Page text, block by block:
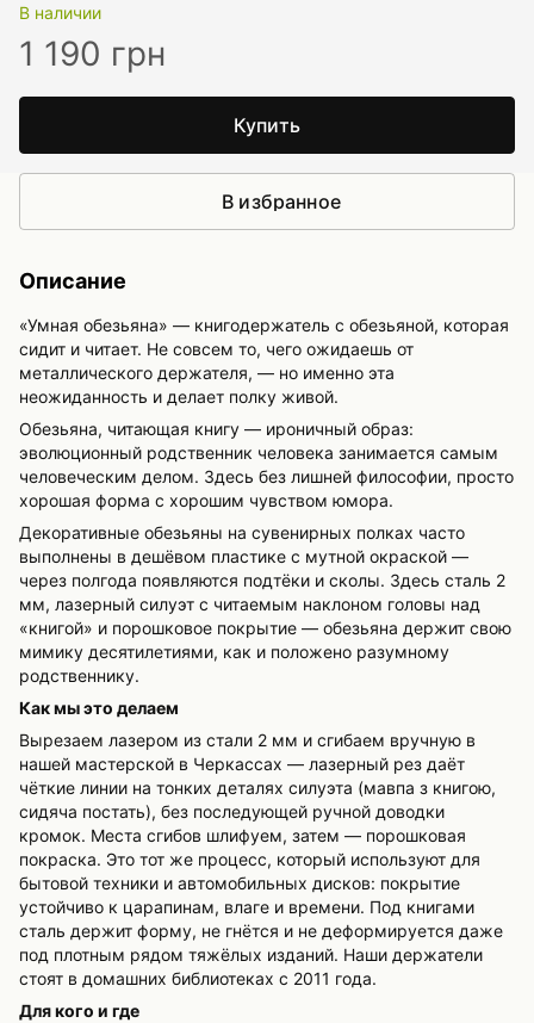
В наличии
1 190 грн
Купить
В избранное
Описание
«Умная обезьяна» — книгодержатель с обезьяной, которая
сидит и читает. Не совсем то, чего ожидаешь от
металлического держателя, — но именно эта
неожиданность и делает полку живой.
Обезьяна, читающая книгу — ироничный образ:
эволюционный родственник человека занимается самым
человеческим делом. Здесь без лишней философии, просто
хорошая форма с хорошим чувством юмора.
Декоративные обезьяны на сувенирных полках часто
выполнены в дешёвом пластике с мутной окраской —
через полгода появляются подтёки и сколы. Здесь сталь 2
мм, лазерный силуэт с читаемым наклоном головы над
«книгой» и порошковое покрытие — обезьяна держит свою
мимику десятилетиями, как и положено разумному
родственнику.
Как мы это делаем
Вырезаем лазером из стали 2 мм и сгибаем вручную в
нашей мастерской в Черкассах — лазерный рез даёт
чёткие линии на тонких деталях силуэта (мавпа з книгою,
сидяча постать), без последующей ручной доводки
кромок. Места сгибов шлифуем, затем — порошковая
покраска. Это тот же процесс, который используют для
бытовой техники и автомобильных дисков: покрытие
устойчиво к царапинам, влаге и времени. Под книгами
сталь держит форму, не гнётся и не деформируется даже
под плотным рядом тяжёлых изданий. Наши держатели
стоят в домашних библиотеках с 2011 года.
Для кого и где